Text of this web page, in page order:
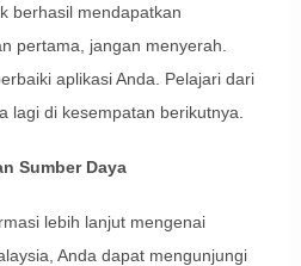
berhasil mendapatkan
pertama, jangan menyerah.
aplikasi Anda. Pelajari dari
lagi di kesempatan berikutnya.
Sumber Daya
lebih lanjut mengenai
Anda dapat mengunjungi